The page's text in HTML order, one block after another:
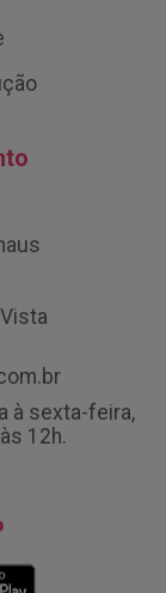
à sexta-feira,
12h.